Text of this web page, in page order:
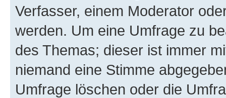
Verfasser, einem Moderator
werden. Um eine Umfrage zu
des Themas; dieser ist immer
niemand eine Stimme
Umfrage löschen oder die